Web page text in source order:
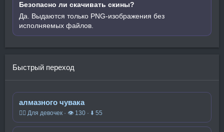
Безопасно ли скачивать скины?
Да. Выдаются только PNG-изображения без
исполняемых файлов.
Быстрый переход
алмазного чувака
🧍‍♀️ Для девочек · 👁 130 · ⬇ 55